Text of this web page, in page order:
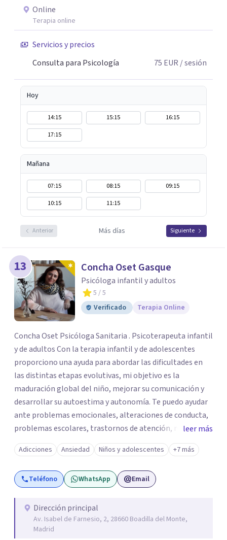
Online
Terapia online
Servicios y precios
Consulta para Psicología
75 EUR / sesión
Hoy
14:15 15:15
16:15
17:15
Mañana
07:15 08:15
09:15
10:15
11:15
Anterior Más días Siguiente
13 Concha Oset Gasque
Psicóloga infantil y adultos
5 / 5
Verificado
Terapia Online
Concha Oset Psicóloga Sanitaria . Psicoterapeuta infantil
y de adultos Con la terapia infantil y de adolescentes
proporciono una ayuda para abordar las dificultades en
las distintas etapas evolutivas, mi objetivo es la
maduración global del niño, mejorar su comunicación y
desarrollar su autoestima y autonomía. Te puedo ayudar
ante problemas emocionales, alteraciones de conducta,
problemas escolares, trastornos de atención, miedos,
ansiedad. El apoyo a los padres es un pilar importante de
mi trabajo, dotándoles de herramientas que les ayuden a
comprender mejor a su hijo en cada etapa y sentirse
apoyados en su inestimable labor, desde el respeto a las
En la terapia con adultos y pareja utilizo un enfoque
integrador, relacional, concibo al ser humano como un
ser activo y con un alto poder de cambio, soy especialista
leer más
Adicciones Ansiedad Niños y adolescentes +7 más
Teléfono WhatsApp Email
Dirección principal
Av. Isabel de Farnesio, 2, 28660 Boadilla del Monte,
Madrid